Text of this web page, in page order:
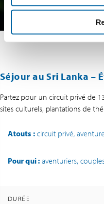
Séjour au Sri Lanka –
Partez pour un circuit privé de
sites culturels, plantations de
Atouts : circuit privé,
Pour qui : aventuriers,
DURÉE